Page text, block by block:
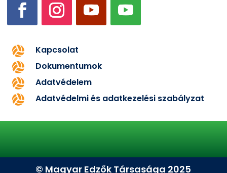
 Kapcsolat
 Dokumentumok
 Adatvédelem
 Adatvédelmi és adatkezelési szabályzat
© Magyar Edzők Társasága 2025